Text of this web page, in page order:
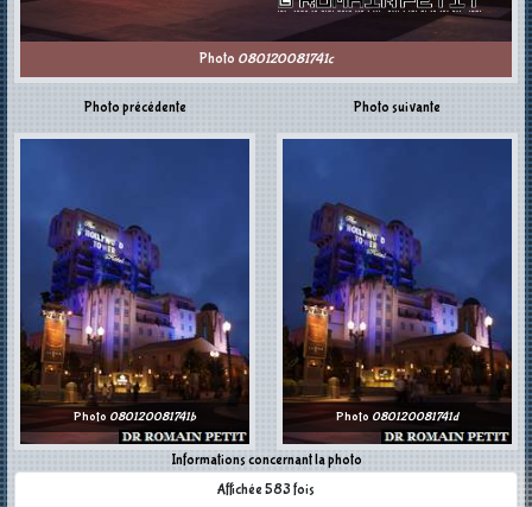
Photo 080120081741c
Photo précédente
Photo 080120081741b
Informations concernant la photo
Affichée 583 fois
Photo suivante
Photo 080120081741d